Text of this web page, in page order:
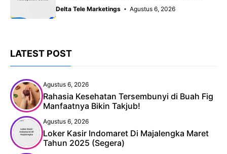
Delta Tele Marketings Agustus 6, 2026
LATEST POST
Agustus 6, 2026
Rahasia Kesehatan Tersembunyi di Buah Fig
Manfaatnya Bikin Takjub!
Agustus 6, 2026
Loker Kasir Indomaret Di Majalengka Maret
Tahun 2025 (Segera)